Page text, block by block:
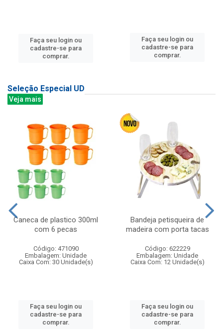
Faça seu login ou
cadastre-se para
comprar.
Faça seu login ou
cadastre-se para
comprar.
Seleção Especial UD
Veja mais
Caneca de plastico 300ml
com 6 pecas
Código: 471090
Embalagem: Unidade
Caixa Com: 30 Unidade(s)
Faça seu login ou
cadastre-se para
comprar.
Bandeja petisqueira de
madeira com porta tacas
Código: 622229
Embalagem: Unidade
Caixa Com: 12 Unidade(s)
Faça seu login ou
cadastre-se para
comprar.